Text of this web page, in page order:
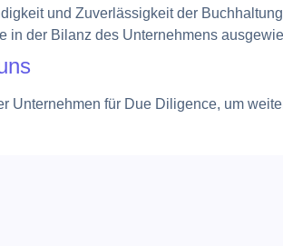
und Zuverlässigkeit der
in der Bilanz des Unternehmens
Unternehmen für Due Diligence, um